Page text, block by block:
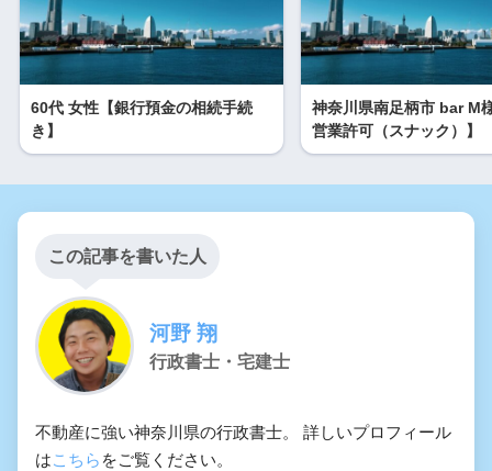
60代 女性【銀行預金の相続手続
き】
神奈川県南足柄市 bar M
営業許可（スナック）】
この記事を書いた人
河野 翔
行政書士・宅建士
不動産に強い神奈川県の行政書士。 詳しいプロフィール
はこちら をご覧ください。